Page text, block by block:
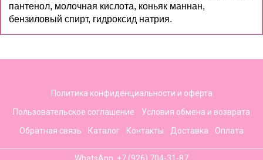
пантенол, молочная кислота, коньяк маннан,
бензиловый спирт, гидроксид натрия.
Политика конфиденциальности и оферта
Пользовательское соглашение Условия обмена и возврата
Обратная связь Каталог Контакты Доставка Оплата